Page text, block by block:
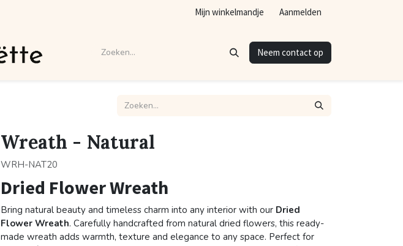
Mijn winkelmandje Aanmelden
Neem contact op
Wreath - Natural
WRH-NAT20
Dried Flower Wreath
Bring natural beauty and timeless charm into any interior with our Dried
Flower Wreath. Carefully handcrafted from natural dried flowers, this ready-
made wreath adds warmth, texture and elegance to any space. Perfect for